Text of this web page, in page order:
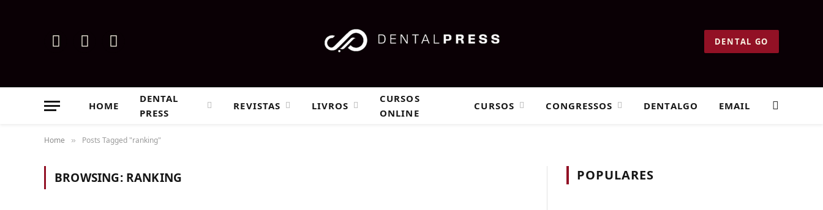
InstagramFacebookYouTube DENTAL GO
HOME
DENTAL
PRESS
REVISTAS LIVROS
CURSOS
ONLINE
CURSOS CONGRESSOS DENTALGO EMAIL
Home » Posts Tagged "ranking"
BROWSING: RANKING POPULARES